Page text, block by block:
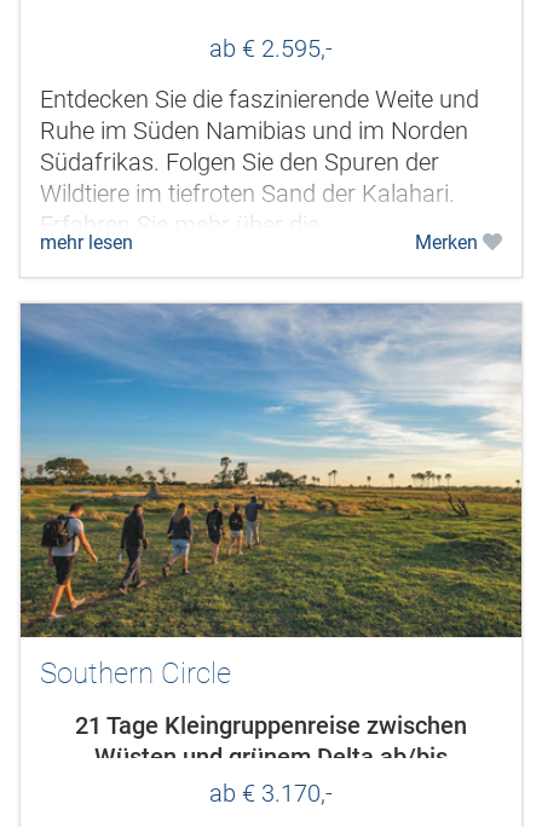
ab € 2.595,-
Entdecken Sie die faszinierende Weite und
Ruhe im Süden Namibias und im Norden
Südafrikas. Folgen Sie den Spuren der
Wildtiere im tiefroten Sand der Kalahari.
Erfahren Sie mehr über die
Überlebenskünste der Buschleute, die als
Jäger...
mehr lesen Merken
Southern Circle
21 Tage Kleingruppenreise zwischen
Wüsten und grünem Delta ab/bis
Livingstone
ab € 3.170,-